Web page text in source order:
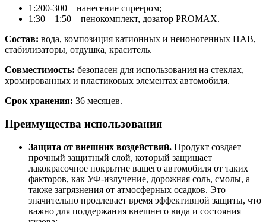
1:200-300 – нанесение спреером;
1:30 – 1:50 – пенокомплект, дозатор PROMAX.
Состав: вода, композиция катионных и неионогенных ПАВ,
стабилизаторы, отдушка, краситель.
Совместимость: безопасен для использования на стеклах,
хромированных и пластиковых элементах автомобиля.
Срок хранения: 36 месяцев.
Преимущества использования
Защита от внешних воздействий. Продукт создает
прочный защитный слой, который защищает
лакокрасочное покрытие вашего автомобиля от таких
факторов, как УФ-излучение, дорожная соль, смолы, а
также загрязнения от атмосферных осадков. Это
значительно продлевает время эффективной защиты, что
важно для поддержания внешнего вида и состояния